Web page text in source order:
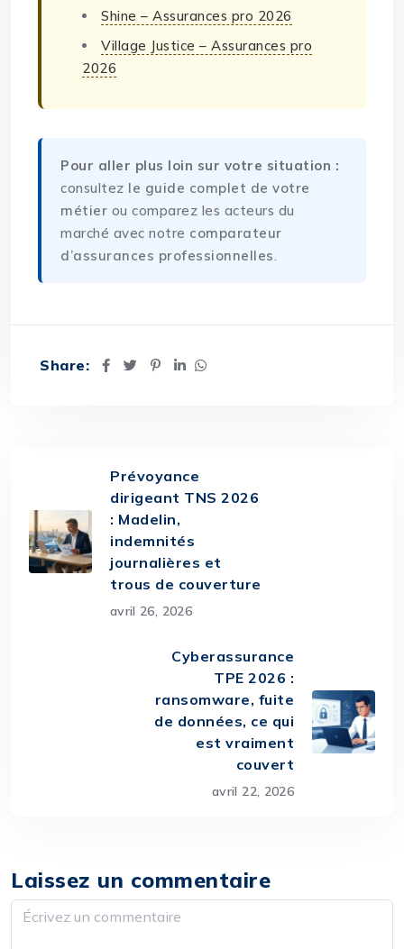
Shine – Assurances pro 2026
Village Justice – Assurances pro
2026
Pour aller plus loin sur votre situation :
consultez le guide complet de votre
métier ou comparez les acteurs du
marché avec notre comparateur
d’assurances professionnelles.
Share:
Prévoyance
dirigeant TNS 2026
: Madelin,
indemnités
journalières et
trous de couverture
avril 26, 2026
Cyberassurance
TPE 2026 :
ransomware, fuite
de données, ce qui
est vraiment
couvert
avril 22, 2026
Laissez un commentaire